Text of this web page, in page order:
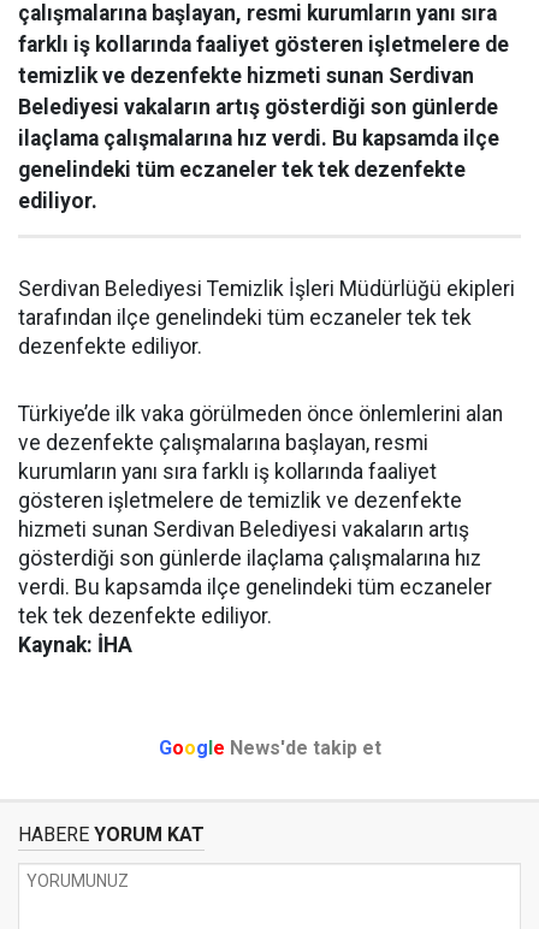
çalışmalarına başlayan, resmi kurumların yanı sıra
farklı iş kollarında faaliyet gösteren işletmelere de
temizlik ve dezenfekte hizmeti sunan Serdivan
Belediyesi vakaların artış gösterdiği son günlerde
ilaçlama çalışmalarına hız verdi. Bu kapsamda ilçe
genelindeki tüm eczaneler tek tek dezenfekte
ediliyor.
Serdivan Belediyesi Temizlik İşleri Müdürlüğü ekipleri
tarafından ilçe genelindeki tüm eczaneler tek tek
dezenfekte ediliyor.
Türkiye’de ilk vaka görülmeden önce önlemlerini alan
ve dezenfekte çalışmalarına başlayan, resmi
kurumların yanı sıra farklı iş kollarında faaliyet
gösteren işletmelere de temizlik ve dezenfekte
hizmeti sunan Serdivan Belediyesi vakaların artış
gösterdiği son günlerde ilaçlama çalışmalarına hız
verdi. Bu kapsamda ilçe genelindeki tüm eczaneler
tek tek dezenfekte ediliyor.
Kaynak: İHA
Google News'de takip et
HABERE YORUM KAT